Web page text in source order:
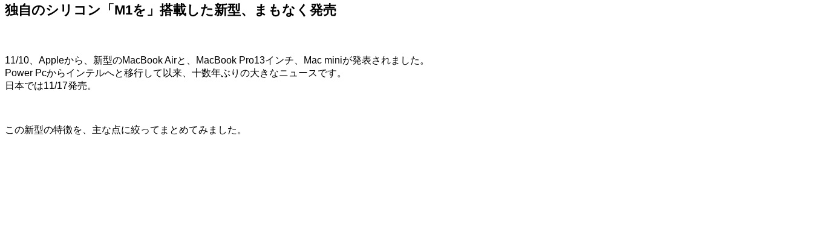
独自のシリコン「M1を」搭載した新型、まもなく発売
11/10、Appleから、新型のMacBook Airと、MacBook Pro13インチ、Mac miniが発表されました。
Power Pcからインテルへと移行して以来、十数年ぶりの大きなニュースです。
日本では11/17発売。
この新型の特徴を、主な点に絞ってまとめてみました。